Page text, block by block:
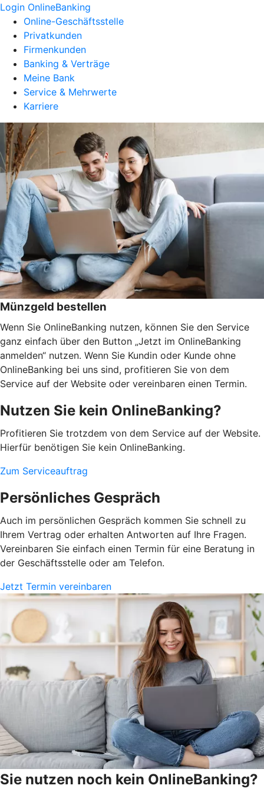
Login OnlineBanking
Online-Geschäftsstelle
Privatkunden
Firmenkunden
Banking & Verträge
Meine Bank
Service & Mehrwerte
Karriere
Münzgeld bestellen
Wenn Sie OnlineBanking nutzen, können Sie den Service
ganz einfach über den Button „Jetzt im OnlineBanking
anmelden“ nutzen. Wenn Sie Kundin oder Kunde ohne
OnlineBanking bei uns sind, profitieren Sie von dem
Service auf der Website oder vereinbaren einen Termin.
Nutzen Sie kein OnlineBanking?
Profitieren Sie trotzdem von dem Service auf der Website.
Hierfür benötigen Sie kein OnlineBanking.
Zum Serviceauftrag
Persönliches Gespräch
Auch im persönlichen Gespräch kommen Sie schnell zu
Ihrem Vertrag oder erhalten Antworten auf Ihre Fragen.
Vereinbaren Sie einfach einen Termin für eine Beratung in
der Geschäftsstelle oder am Telefon.
Jetzt Termin vereinbaren
Sie nutzen noch kein OnlineBanking?